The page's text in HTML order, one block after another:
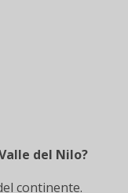
del Nilo?
continente.